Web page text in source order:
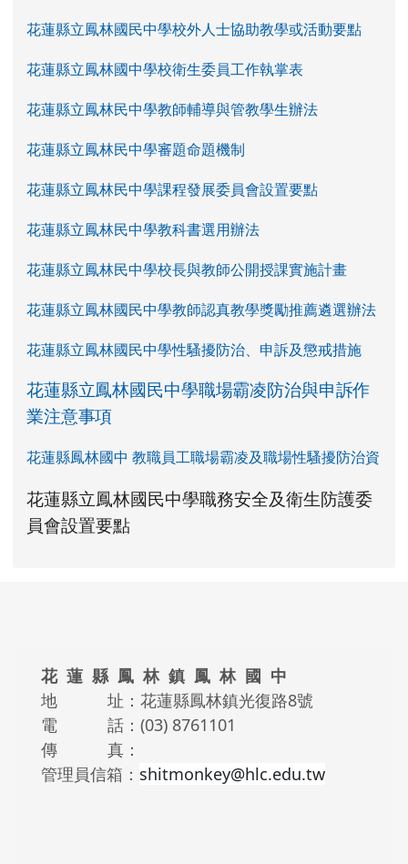
花蓮縣立鳳林國民中學校外人士協助教學或活動要點
花蓮縣立鳳林國中學校衛生委員工作執掌表
花蓮縣立鳳林民中學教師輔導與管教學生辦法
花蓮縣立鳳林民中學審題命題機制
花蓮縣立鳳林民中學課程發展委員會設置要點
花蓮縣立鳳林民中學教科書選用辦法
花蓮縣立鳳林民中學校長與教師公開授課實施計畫
花蓮縣立鳳林國民中學教師認真教學獎勵推薦遴選辦法
花蓮縣立鳳林國民中學性騷擾防治、申訴及懲戒措施
花蓮縣立鳳林國民中學職場霸凌防治與申訴作
業注意事項
花蓮縣鳳林國中 教職員工職場霸凌及職場性騷擾防治資
link to https://www.fles.hlc.edu.tw/uploads/tad_blocks/file/
花蓮縣立鳳林國民中學職務安全及衛生防護委
員會設置要點花蓮縣立鳳林國民中學職務安全及衛生防
花蓮縣立鳳林國民中學職務安全及衛生防
link to https://www.fles.hlc.edu.tw/uploads/
link to https://www.fles.hlc.edu.tw/uploads/
花 蓮 縣 鳳 林 鎮 鳳 林 國 中
地 址：花蓮縣鳳林鎮光復路8號
電 話：(03) 8761101
傳 真：
管理員信箱： shitmonkey@hlc.edu.tw